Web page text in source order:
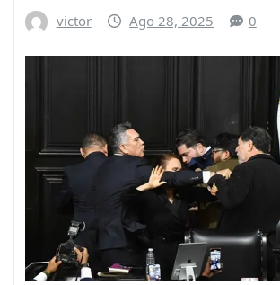
victor Ago 28, 2025 0